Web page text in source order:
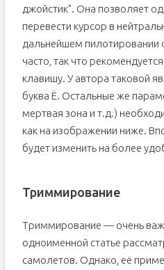
джойстик". Она позволяет
перевести курсор в
дальнейшем пилотировании
часто, так что
клавишу. У автора таковой
буква Ё. Остальные же
мертвая зона и т.д.)
как на изображении ниже.
будет изменить на более
Триммирование
Триммирование — очень
одноименной статье
самолетов. Однако, её